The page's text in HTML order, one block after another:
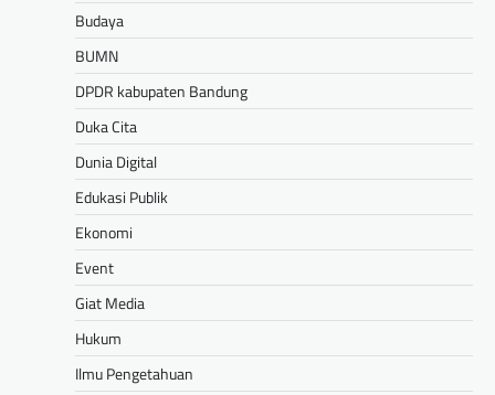
Budaya
BUMN
DPDR kabupaten Bandung
Duka Cita
Dunia Digital
Edukasi Publik
Ekonomi
Event
Giat Media
Hukum
Ilmu Pengetahuan